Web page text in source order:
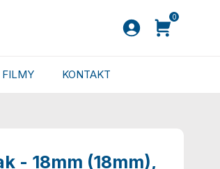
0
FILMY KONTAKT
- 18mm (18mm),